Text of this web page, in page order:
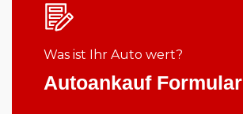
Was ist Ihr Auto wert?
Autoankauf Formular